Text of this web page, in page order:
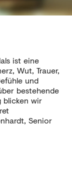
ist eine
Wut, Trauer,
und
bestehende
blicken wir
Senior